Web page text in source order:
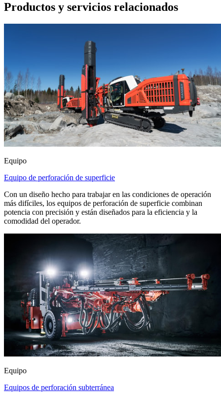
Productos y servicios relacionados
Equipo
Equipo de perforación de superficie
Con un diseño hecho para trabajar en las condiciones de operación
más difíciles, los equipos de perforación de superficie combinan
potencia con precisión y están diseñados para la eficiencia y la
comodidad del operador.
Equipo
Equipos de perforación subterránea